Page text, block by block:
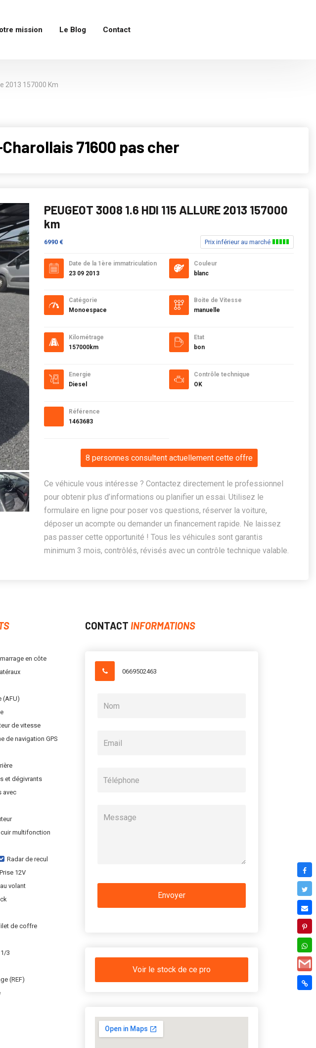
mission Le Blog Contact
2013 157000 Km
71600 pas cher
PEUGEOT 3008 1.6 HDI 115 ALLURE 2013 157000
km
6990 € Prix inférieur au marché
Date de la 1ère immatriculation
23 09 2013
Catégorie
Monoespace
Kilométrage
157000km
Energie
Diesel
Référence
1463683
Couleur
blanc
Boite de Vitesse
manuelle
Etat
bon
Contrôle technique
OK
8 personnes consultent actuellement cette offre
Ce véhicule vous intéresse ? Contactez directement le professionnel
pour obtenir plus d’informations ou planifier un essai. Utilisez le
formulaire en ligne pour poser vos questions, réserver la voiture,
déposer un acompte ou demander un financement rapide. Ne laissez
pas passer cette opportunité ! Tous les véhicules sont garantis
minimum 3 mois, contrôlés, révisés avec un contrôle technique valable.
en côte
(AFU)
de vitesse
de navigation GPS
et dégivrants
avec
multifonction
Radar de recul
Prise 12V
volant
de coffre
3
(REF)
CONTACT INFORMATIONS
0669502463
Voir le stock de ce pro